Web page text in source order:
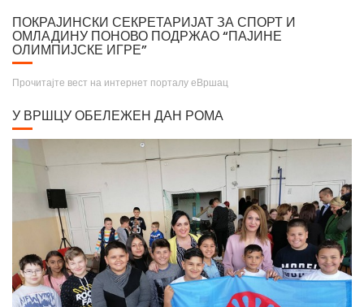
Крунисање цара Душана
ПОКРАЈИНСКИ СЕКРЕТАРИЈАТ ЗА СПОРТ И
ОМЛАДИНУ ПОНОВО ПОДРЖАО “ПАЈИНЕ
ОЛИМПИЈСКЕ ИГРЕ”
Прочитајте вест на интернет порталу еВршац
У ВРШЦУ ОБЕЛЕЖЕН ДАН РОМА